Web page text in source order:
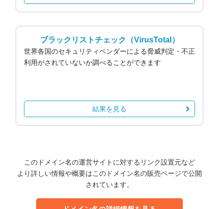
ブラックリストチェック （VirusTotal）
世界各国のセキュリティベンダーによる脅威判定・不正
利用がされていないか調べることができます
結果を見る
このドメイン名の運営サイトに対するリンク設置元など
より詳しい情報や概要はこのドメイン名の販売ページで公開
されています。